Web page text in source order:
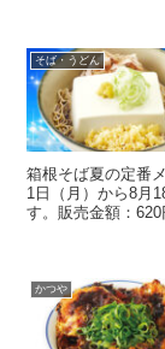
そば・うどん
箱根そば夏の定番
1日（月）から8月
す。販売金額：
※箱根そば本陣、
かつや